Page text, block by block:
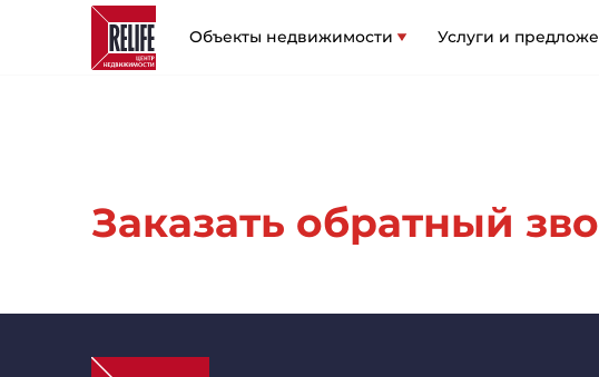
Объекты недвижимости Услуги и
Заказать обратный